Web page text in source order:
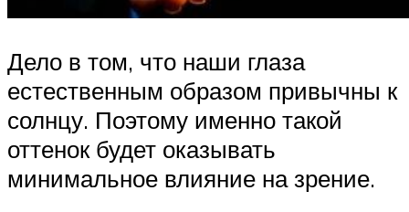
Дело в том, что наши глаза
естественным образом привычны к
солнцу. Поэтому именно такой
оттенок будет оказывать
минимальное влияние на зрение.